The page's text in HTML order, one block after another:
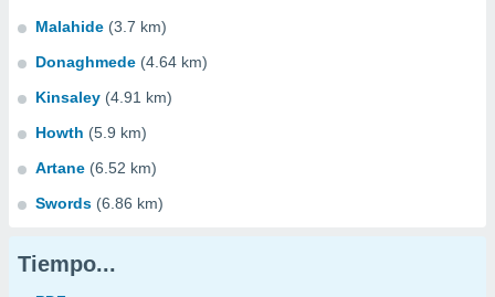
Malahide (3.7 km)
Donaghmede (4.64 km)
Kinsaley (4.91 km)
Howth (5.9 km)
Artane (6.52 km)
Swords (6.86 km)
Tiempo...